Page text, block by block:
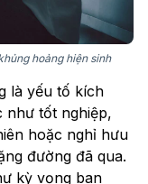
hoảng hiện sinh
là yếu tố kích
như tốt nghiệp,
hoặc nghỉ hưu
đường đã qua.
kỳ vọng ban